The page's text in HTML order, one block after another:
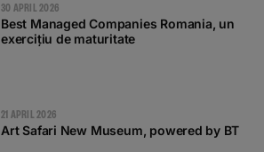
30 APRIL 2026
Best Managed Companies Romania, un
exercițiu de maturitate
21 APRIL 2026
Art Safari New Museum, powered by BT